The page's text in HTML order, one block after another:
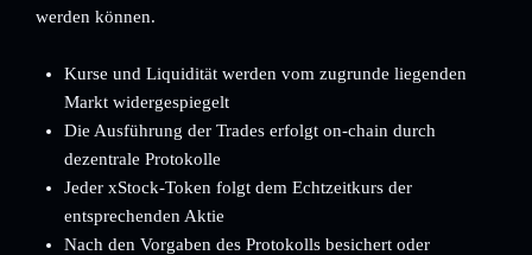
werden können.
Kurse und Liquidität werden vom zugrunde liegenden
Markt widergespiegelt
Die Ausführung der Trades erfolgt on-chain durch
dezentrale Protokolle
Jeder xStock-Token folgt dem Echtzeitkurs der
entsprechenden Aktie
Nach den Vorgaben des Protokolls besichert oder